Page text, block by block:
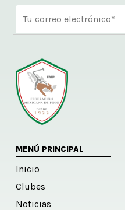
MENÚ PRINCIPAL
Inicio
Clubes
Noticias